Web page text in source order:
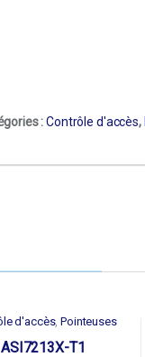
:Contrôle d'accès,
d'accès, Pointeuses
ASI7213X-T1